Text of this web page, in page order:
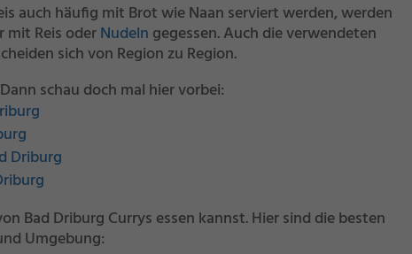
auch häufig mit Brot wie Naan serviert werden, werden
mit Reis oderNudeln gegessen. Auch die verwendeten
sich von Region zu Region.
schau doch mal hier vorbei:
Driburg
Bad Driburg Currys essen kannst. Hier sind die besten
Umgebung: